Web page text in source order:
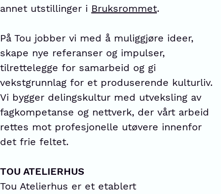
annet utstillinger i Bruksrommet.
På Tou jobber vi med å muliggjøre ideer,
skape nye referanser og impulser,
tilrettelegge for samarbeid og gi
vekstgrunnlag for et produserende kulturliv.
Vi bygger delingskultur med utveksling av
fagkompetanse og nettverk, der vårt arbeid
rettes mot profesjonelle utøvere innenfor
det frie feltet.
TOU ATELIERHUS
Tou Atelierhus er et etablert